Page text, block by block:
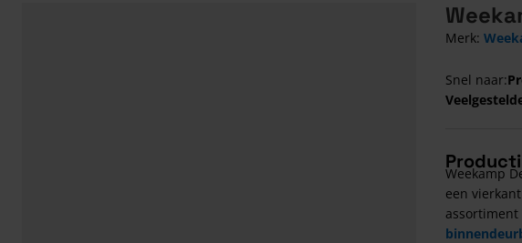
Merk:
Snel naar:
Weekamp
een